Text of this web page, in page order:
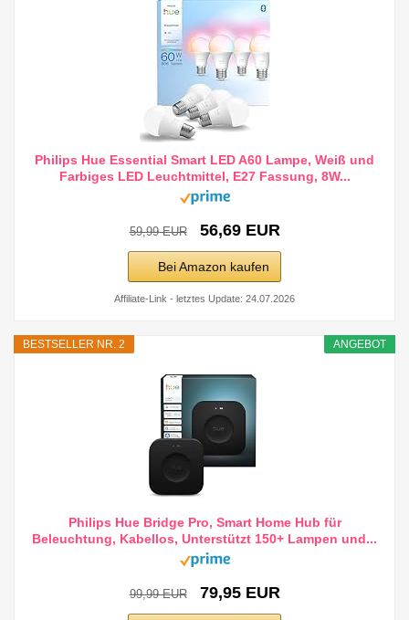
Philips Hue Essential Smart LED A60 Lampe, Weiß und
Farbiges LED Leuchtmittel, E27 Fassung, 8W...
59,99 EUR 56,69 EUR
Bei Amazon kaufen
Affiliate-Link - letztes Update: 24.07.2026
ANGEBOT
BESTSELLER NR. 2
Philips Hue Bridge Pro, Smart Home Hub für
Beleuchtung, Kabellos, Unterstützt 150+ Lampen und...
99,99 EUR 79,95 EUR